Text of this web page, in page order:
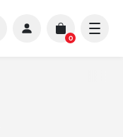
0